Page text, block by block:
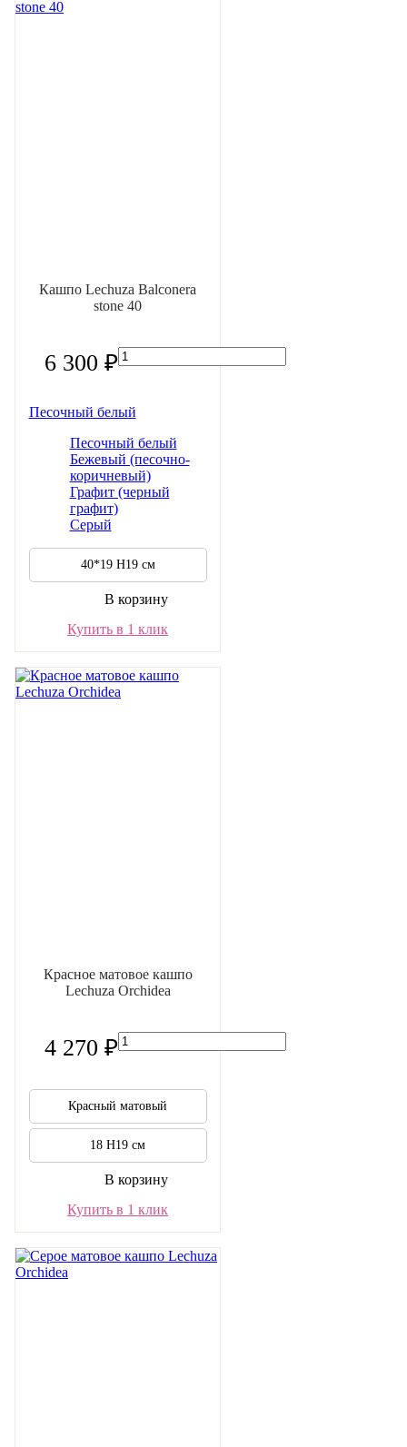
Кашпо Lechuza Balconera
stone 40
6 300 ₽
Песочный белый
Песочный белый
Бежевый (песочно-
коричневый)
Графит (черный
графит)
Серый
40*19 H19 см
В корзину
Купить в 1 клик
Красное матовое кашпо
Lechuza Orchidea
4 270 ₽
Красный матовый
18 H19 см
В корзину
Купить в 1 клик